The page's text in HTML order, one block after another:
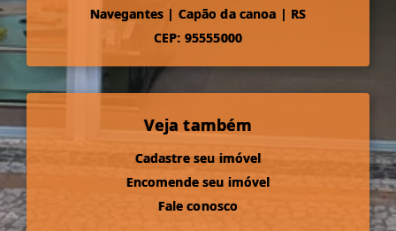
Navegantes | Capão da canoa | RS
CEP: 95555000
Veja também
Cadastre seu imóvel
Encomende seu imóvel
Fale conosco